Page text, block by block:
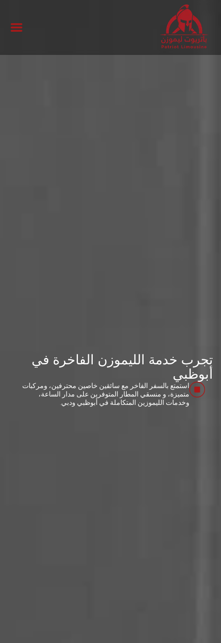
تجرب خدمة الليموزن الفاخرة في
أبوظبي
استمتع بالسفر الفاخر مع سائقين خاصين محترفين، ومركبات
متميزة، و منسقي المطار المتوفرين على مدار الساعة،
وخدمات الليموزين المتكاملة في أبوظبي ودبي.